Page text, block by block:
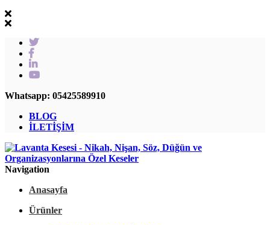
Whatsapp: 05425589910
BLOG
İLETİŞİM
Navigation
Anasayfa
Ürünler